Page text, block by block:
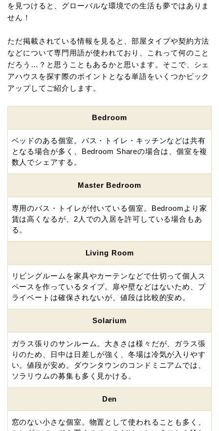
を見つけると、グローバルな環境での生活も夢ではありま
せん！
ただ掲載されている情報を見ると、部屋タイプや契約方法
などについて専門用語が使われており、これって何のこと
だろう…？と思うこともあるかと思います。そこで、シェ
アハウスを探す際のポイントとなる単語をいくつかピック
アップしてご紹介します。
Bedroom
ベッドのある個室。バス・トイレ・キッチンなどは共有
となる場合が多く、Bedroom Shareの場合は、個室を複
数人でシェアする。
Master Bedroom
専用のバス・トイレが付いている個室。Bedroomより家
賃は高くなるが、2人での入居を許可している場合もあ
る。
Living Room
リビングルームを家具やカーテンなどで仕切って個人ス
ペースを作っているタイプ。扉や壁などはないため、プ
ライベートは確保されないが、値段は比較的安め。
Solarium
ガラス張りのサンルーム。大きさは様々だが、ガラス張
りのため、日中は日差しが強く、冬場は冷気が入りやす
い。値段が安め。ダウンタウンのコンドミニアムでは、
ソラリウムの募集も多く見かける。
Den
窓のない小さな個室。物置として使われることも多く、